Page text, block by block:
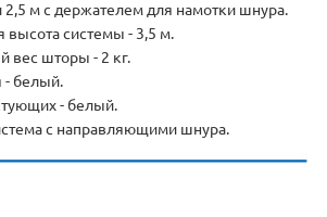
м с держателем для намотки шнура.
высота системы - 3,5 м.
вес шторы - 2 кг.
- белый.
- белый.
с направляющими шнура.